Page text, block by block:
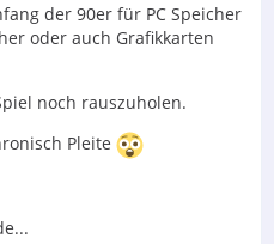
der 90er für PC Speicher
oder auch Grafikkarten
noch rauszuholen.
Pleite